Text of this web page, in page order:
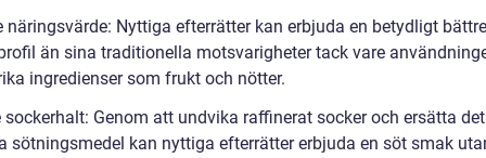
näringsvärde: Nyttiga efterrätter kan erbjuda en betydligt bättre
än sina traditionella motsvarigheter tack vare
ingredienser som frukt och nötter.
sockerhalt: Genom att undvika raffinerat socker och ersätta
sötningsmedel kan nyttiga efterrätter erbjuda en söt smak